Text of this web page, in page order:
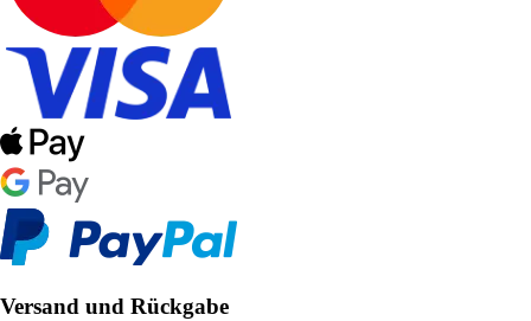
Versand und Rückgabe